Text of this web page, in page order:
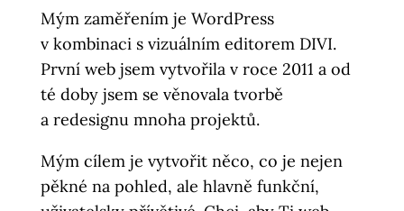
Mým zaměřením je WordPress
v kombinaci s vizuálním editorem DIVI.
První web jsem vytvořila v roce 2011 a od
té doby jsem se věnovala tvorbě
a redesignu mnoha projektů.
Mým cílem je vytvořit něco, co je nejen
pěkné na pohled, ale hlavně funkční,